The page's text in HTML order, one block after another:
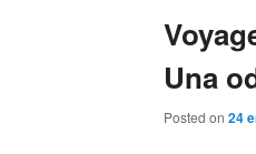
Una
Posted on 24